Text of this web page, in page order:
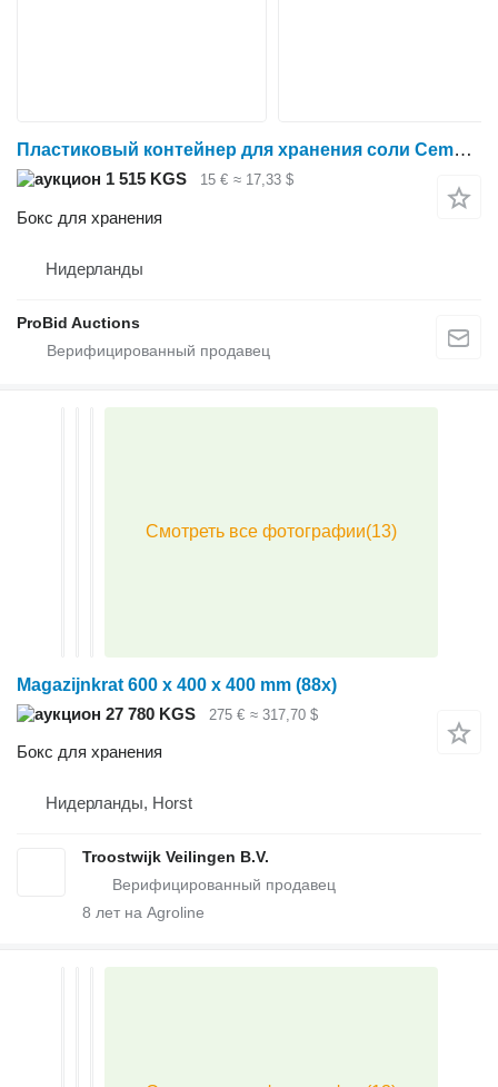
Пластиковый контейнер для хранения соли Cemo объемом 200 литров с откидной крышкой
1 515 KGS 15 € ≈ 17,33 $
Бокс для хранения
Нидерланды
ProBid Auctions
Magazijnkrat 600 x 400 x 400 mm (88x)
27 780 KGS
275 € ≈ 317,70 $
Бокс для хранения
Нидерланды, Horst
Troostwijk Veilingen B.V.
8 лет на Agroline